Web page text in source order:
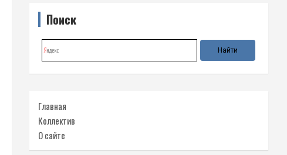
Поиск
Главная
Коллектив
О сайте